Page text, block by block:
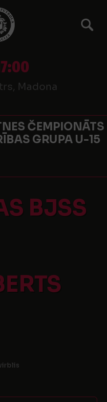
Madona
ČEMPIONĀTS
GRUPA U-15
BJSS